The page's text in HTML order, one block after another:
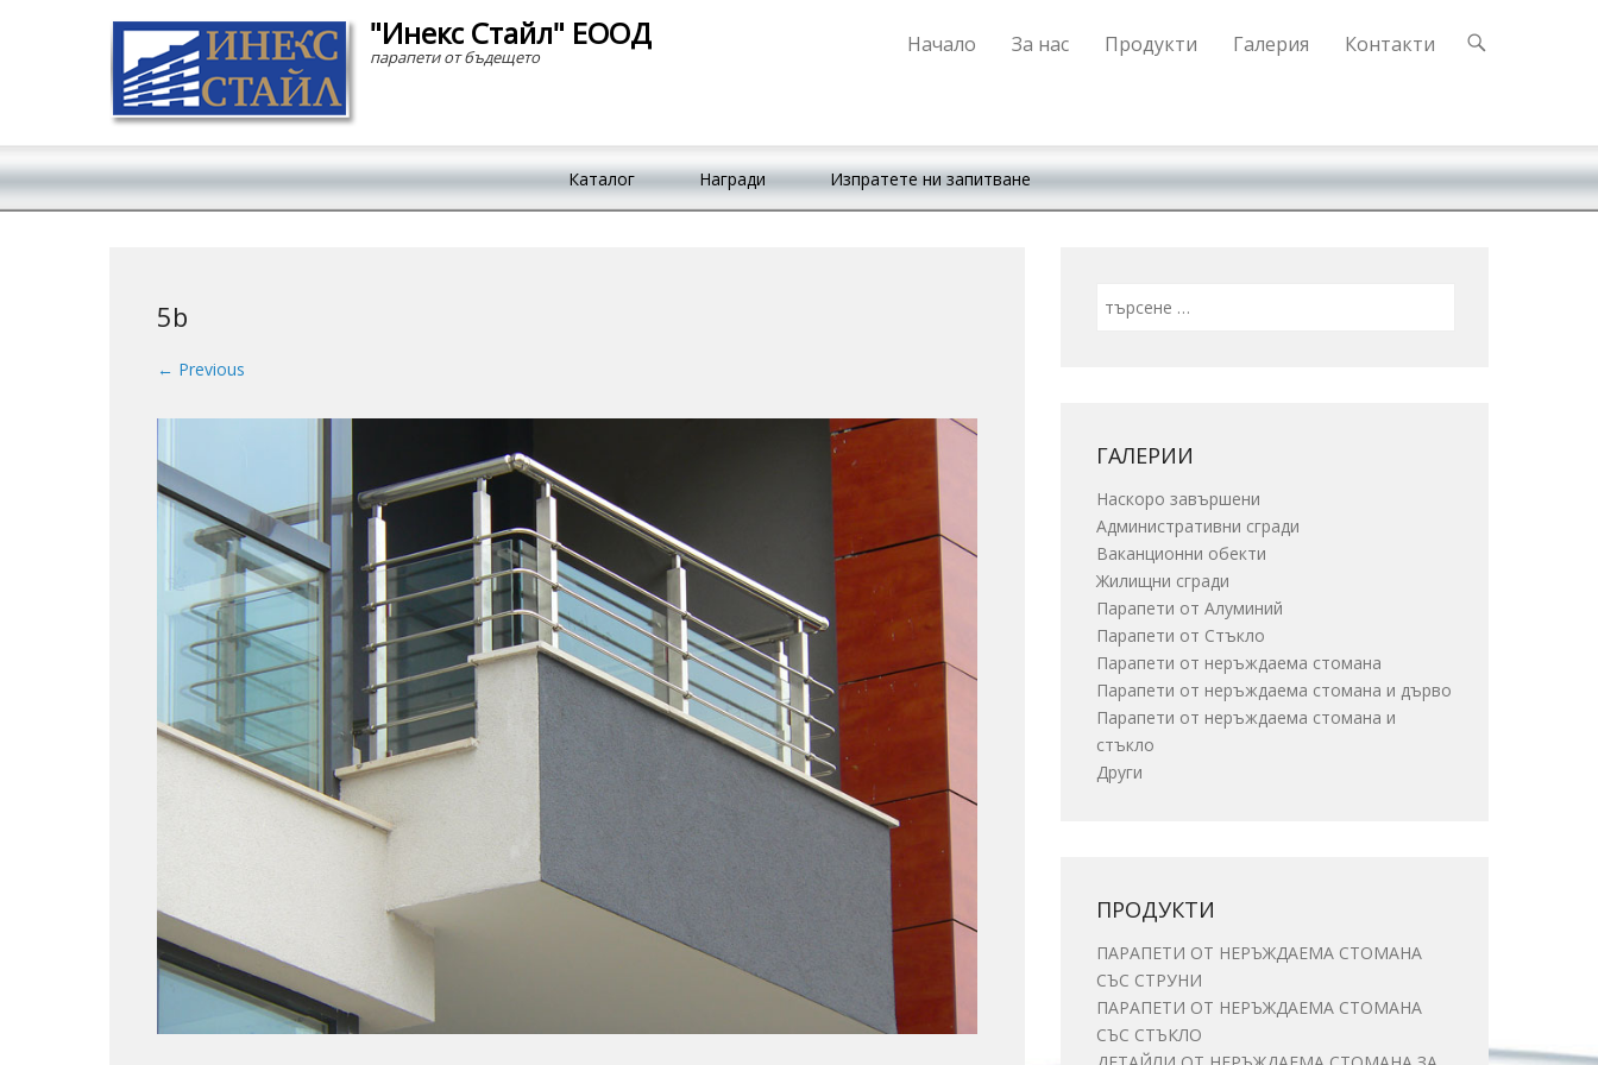
"Инекс Стайл" ЕООД
парапети от бъдещето
Primary Menu
Skip to content
Начало За нас Продукти Галерия Контакти
Каталог
Награди Изпратете ни запитване
5b
← Previous
ГАЛЕРИИ
Наскоро завършени
Административни сгради
Ваканционни обекти
Жилищни сгради
Парапети от Алуминий
Парапети от Стъкло
Парапети от неръждаема стомана
Парапети от неръждаема стомана и дърво
Парапети от неръждаема стомана и
стъкло
Други
ПРОДУКТИ
ПАРАПЕТИ ОТ НЕРЪЖДАЕМА СТОМАНА
СЪС СТРУНИ
ПАРАПЕТИ ОТ НЕРЪЖДАЕМА СТОМАНА
СЪС СТЪКЛО